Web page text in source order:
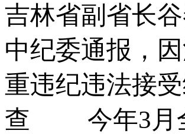
吉林省副省长
中纪委通报，
重违纪违法接
查 今年3月